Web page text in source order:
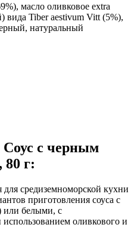
масло оливковое extra
Tiber aestivum Vitt (5%),
натуральный
Соус с черным
г:
средиземноморской кухни
приготовления соуса с
или белыми, с
оливкового и